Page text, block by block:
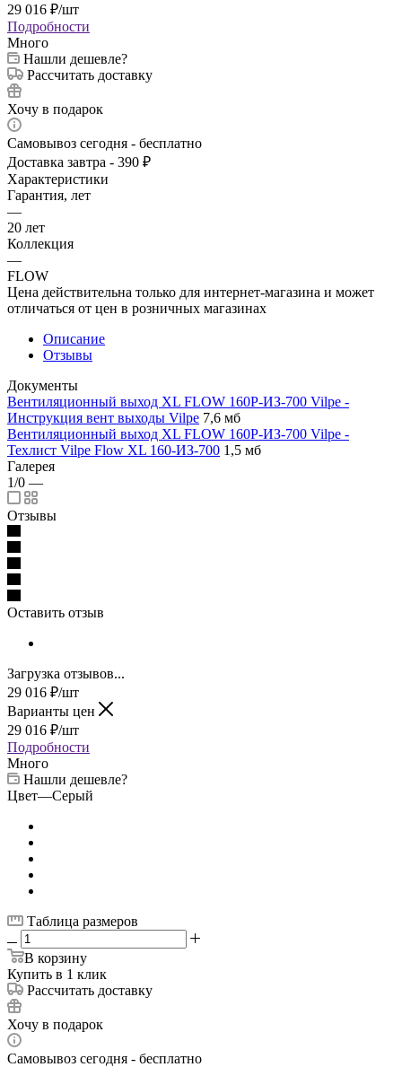
29 016 ₽/шт
Подробности
Много
Нашли дешевле?
Рассчитать доставку
Хочу в подарок
Самовывоз сегодня - бесплатно
Доставка завтра - 390 ₽
Характеристики
Гарантия, лет
—
20 лет
Коллекция
—
FLOW
Цена действительна только для интернет-магазина и может
отличаться от цен в розничных магазинах
Описание
Отзывы
Документы
Вентиляционный выход XL FLOW 160P-ИЗ-700 Vilpe -
Инструкция вент выходы Vilpe 7,6 мб
Вентиляционный выход XL FLOW 160P-ИЗ-700 Vilpe -
Техлист Vilpe Flow XL 160-ИЗ-700 1,5 мб
Галерея
1/0 —
Отзывы
Оставить отзыв
Загрузка отзывов...
29 016 ₽/шт
Варианты цен
29 016 ₽/шт
Подробности
Много
Нашли дешевле?
Цвет—Серый
Таблица размеров
В корзину
Купить в 1 клик
Рассчитать доставку
Хочу в подарок
Самовывоз сегодня - бесплатно